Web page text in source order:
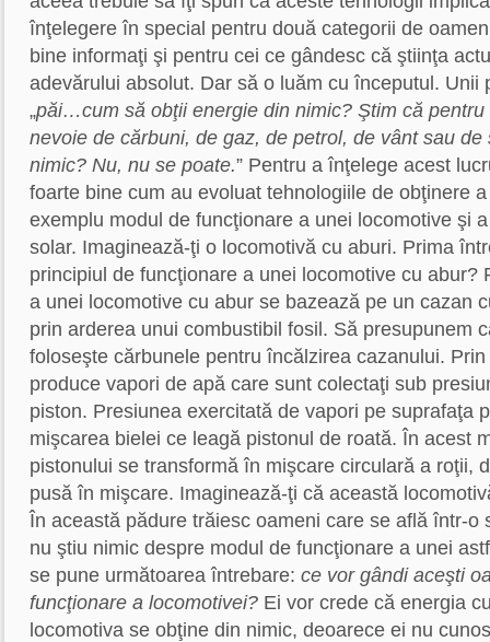
înţelegere în special pentru două categorii de
bine informaţi şi pentru cei ce gândesc că ştiinţa
adevărului absolut. Dar să o luăm cu începutul. Unii
„păi…cum să obţii energie din nimic? Ştim că pentru
nevoie de cărbuni, de gaz, de petrol, de vânt sau de
nimic? Nu, nu se poate.” Pentru a înţelege acest
foarte bine cum au evoluat tehnologiile de obţinere
exemplu modul de funcţionare a unei locomotive şi
solar. Imaginează-ţi o locomotivă cu aburi. Prima
principiul de funcţionare a unei locomotive cu abur?
a unei locomotive cu abur se bazează pe un cazan
prin arderea unui combustibil fosil. Să presupunem
foloseşte cărbunele pentru încălzirea cazanului.
produce vapori de apă care sunt colectaţi sub
piston. Presiunea exercitată de vapori pe suprafaţa
mişcarea bielei ce leagă pistonul de roată. În acest
pistonului se transformă în mişcare circulară a roţii,
pusă în mişcare. Imaginează-ţi că această
În această pădure trăiesc oameni care se află într-o
nu ştiu nimic despre modul de funcţionare a unei
se pune următoarea întrebare: ce vor gândi aceşti
funcţionare a locomotivei? Ei vor crede că energia
locomotiva se obţine din nimic, deoarece ei nu